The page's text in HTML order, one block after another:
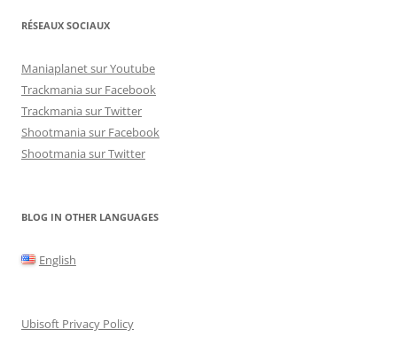
RÉSEAUX SOCIAUX
Maniaplanet sur Youtube
Trackmania sur Facebook
Trackmania sur Twitter
Shootmania sur Facebook
Shootmania sur Twitter
BLOG IN OTHER LANGUAGES
English
Ubisoft Privacy Policy